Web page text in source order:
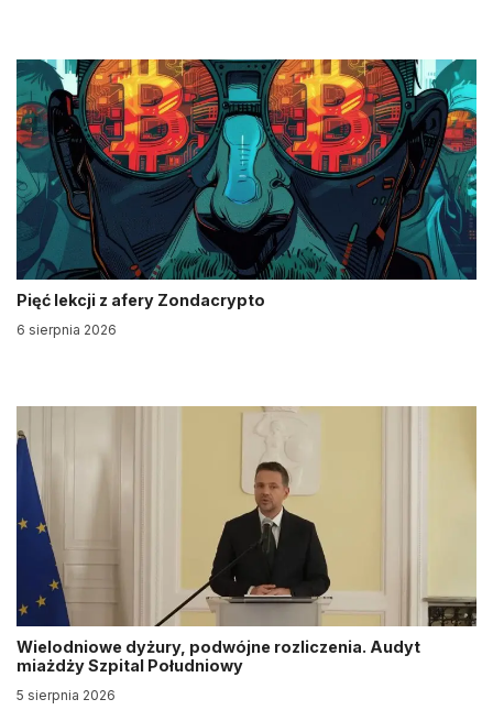
Pięć lekcji z afery Zondacrypto
6 sierpnia 2026
Wielodniowe dyżury, podwójne rozliczenia. Audyt
miażdży Szpital Południowy
5 sierpnia 2026